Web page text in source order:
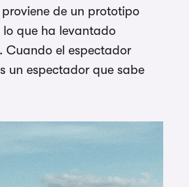
de un prototipo
lo que ha levantado
Cuando el espectador
un espectador que sabe